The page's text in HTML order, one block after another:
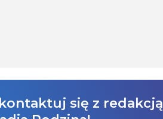
się z redakcją